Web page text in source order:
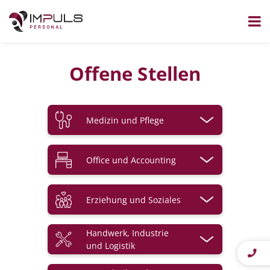
Offene Stellen
Medizin und Pflege
Altenpflege
Anästhesie und Intensivmedizin
Assistenzberufe
Gesundheits- und
Krankenpflege
Office und Accounting
Assistenz
Finanz- und Rechnungswesen
Personal
Erziehung und Soziales
Betreuung
Erziehung
Handwerk, Industrie
und Logistik